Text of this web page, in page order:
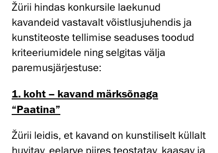
Žürii hindas konkursile laekunud
kavandeid vastavalt võistlusjuhendis ja
kunstiteoste tellimise seaduses toodud
kriteeriumidele ning selgitas välja
paremusjärjestuse:
1. koht – kavand märksõnaga
“Paatina”
Žürii leidis, et kavand on kunstiliselt küllalt
huvitav, eelarve piires teostatav, kaasav ja